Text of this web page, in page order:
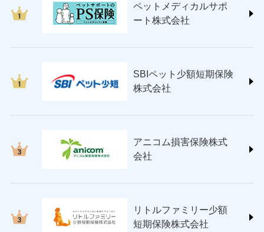
japan.co.jp/)
ＳＯＭＰＯダイレクト損害保険株式会社
チューリッヒ保険会社 (https://www.zurich.co.jp/)
(https://www.tokiomarine-nichido.co.jp/)
日新火災海上保険株式会社
三井住友海上火災保険株式会社 (https://www.ms-
ins.com/)
三井ダイレクト損害保険株式会社
アクサ生命保険株式会社
（https://www.axa.co.jp/）
ペットメディカルサポ
ート株式会社
SBIペット少額短期保険
株式会社
アニコム損害保険株式
会社
リトルファミリー少額
短期保険株式会社